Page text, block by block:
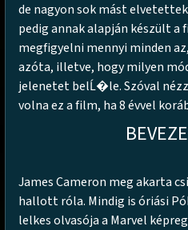
de nagyon sok mást
pedig annak alapján készült a
megfigyelni mennyi minden
azóta, illetve, hogy milyen
jelenetet belĹ�le. Szóval
volna ez a film, ha 8 évvel
James Cameron meg akarta
hallott róla. Mindig is óriási
lelkes olvasója a Marvel